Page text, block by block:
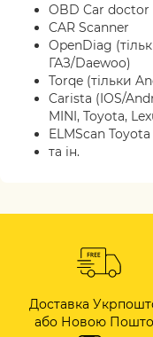
OBD Car doctor
CAR Scanner
OpenDiag
ГАЗ/Daewoo)
Torqe (тільки
Carista (IOS/
MINI, Toyota,
ELMScan
та ін.
Доставка
або Новою